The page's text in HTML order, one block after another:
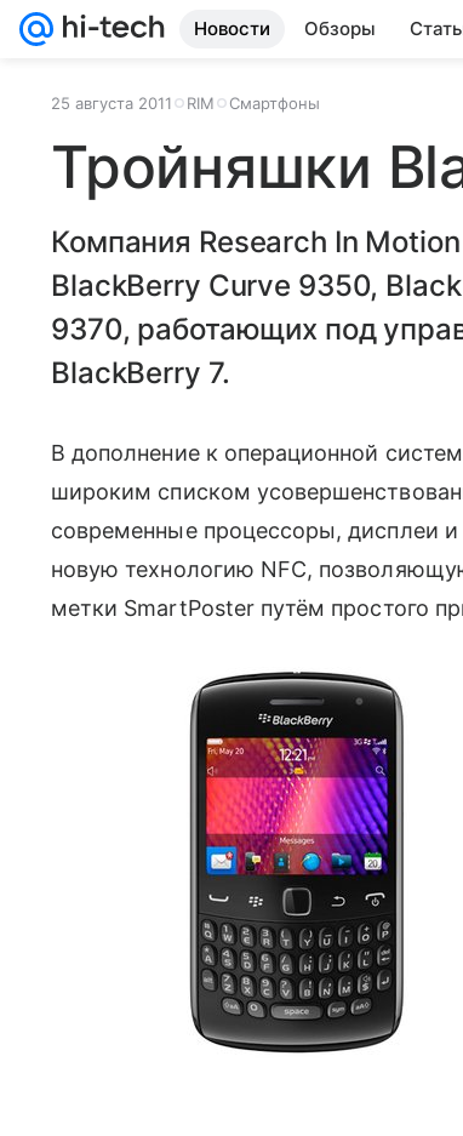
Новости Обзоры
25 августа 2011 RIM Смартфоны
Тройняшки
Компания Research In
BlackBerry Curve 9350,
9370, работающих под
BlackBerry 7.
В дополнение к операционной
широким списком
современные процессоры, дисплеи
новую технологию NFC,
метки SmartPoster путём простого